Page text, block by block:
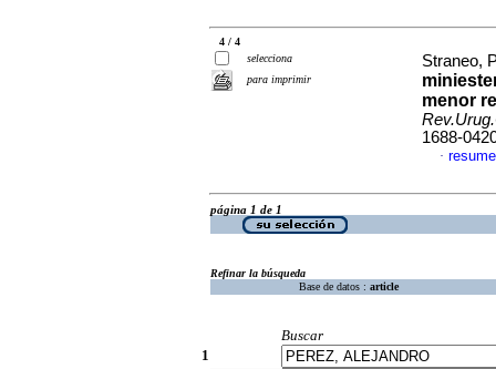
4 / 4
selecciona
para imprimir
Straneo,
menor
1688-
·
página 1 de 1
Refinar la búsqueda
Base de datos : article
Buscar
1